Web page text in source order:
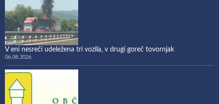
V eni nesreči udeležena tri vozila, v drugi goreč tovornjak
06.08.2026